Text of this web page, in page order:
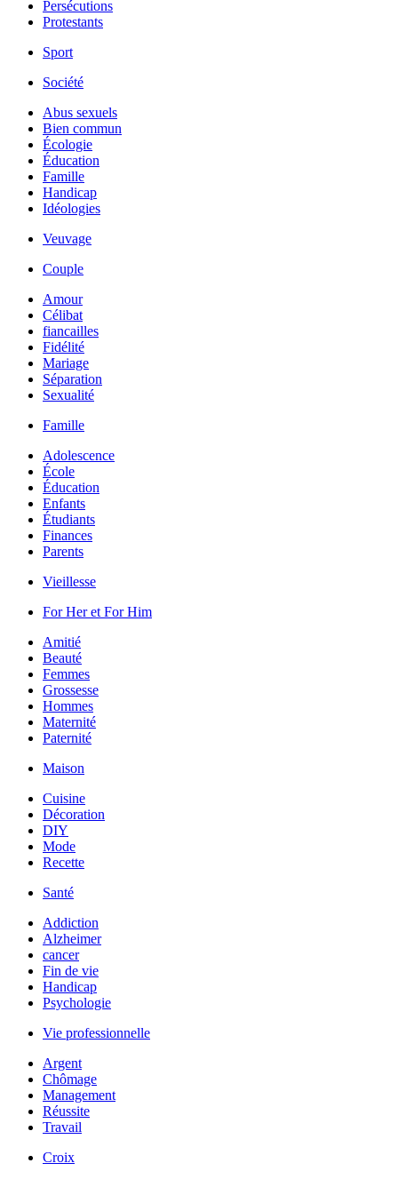
Persécutions
Protestants
Sport
Société
Abus sexuels
Bien commun
Écologie
Éducation
Famille
Handicap
Idéologies
Veuvage
Couple
Amour
Célibat
fiancailles
Fidélité
Mariage
Séparation
Sexualité
Famille
Adolescence
École
Éducation
Enfants
Étudiants
Finances
Parents
Vieillesse
For Her et For Him
Amitié
Beauté
Femmes
Grossesse
Hommes
Maternité
Paternité
Maison
Cuisine
Décoration
DIY
Mode
Recette
Santé
Addiction
Alzheimer
cancer
Fin de vie
Handicap
Psychologie
Vie professionnelle
Argent
Chômage
Management
Réussite
Travail
Croix